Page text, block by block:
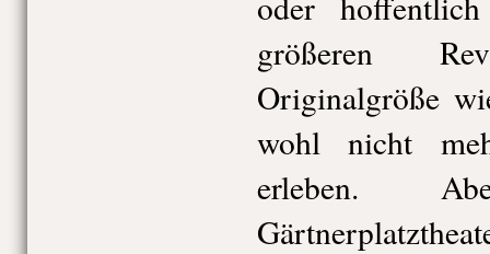
größeren
Originalgröße
wohl nicht
erleben.